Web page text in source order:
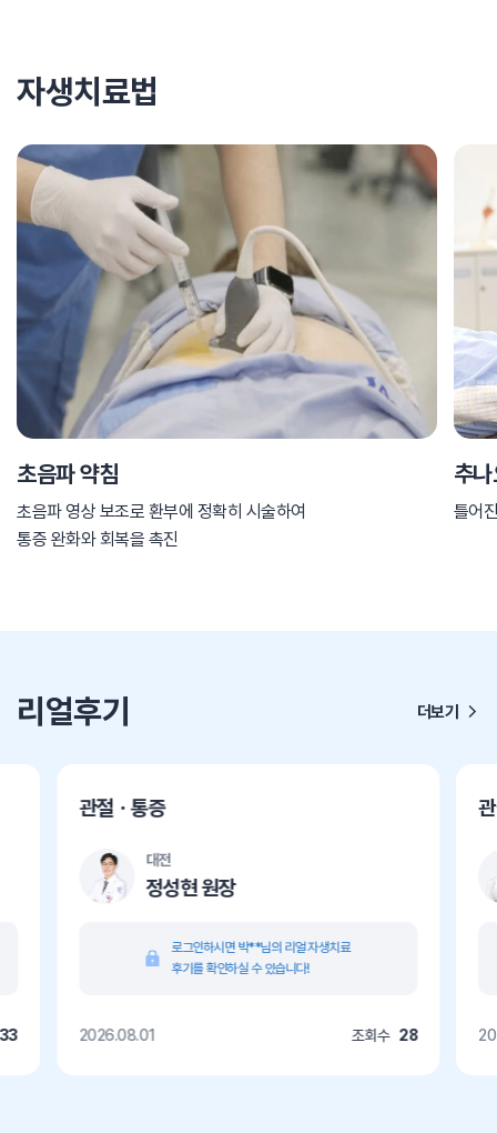
자생치료법
초음파 약침
초음파 영상 보조로 환부에 정확히 시술하여
통증 완화와 회복을 촉진
추
틀어
리얼후기 더보기
관절ㆍ통증
대전
정성현 원장
로그인하시면 박**님의 리얼 자생치료
후기를 확인하실 수 있습니다!
2026.08.01 조회수 28